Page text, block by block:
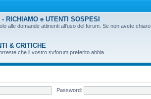
RICHIAMO e UTENTI SOSPESI
alle domande attinenti all'uso del forum. Se non avete
& CRITICHE
che il vostro svforum preferito abbia.
Password: